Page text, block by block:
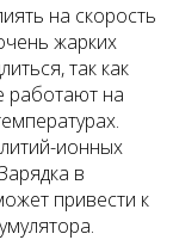
на скорость
жарких
так как
работают на
ионных
в
привести к